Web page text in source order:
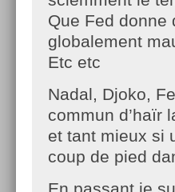
Que Fed donne
globalement
Etc etc
Nadal, Djoko,
commun d’haïr
et tant mieux si
coup de pied